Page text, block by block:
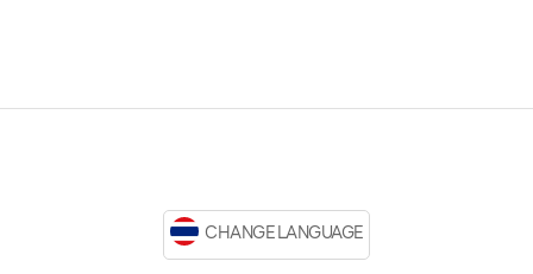
CHANGE LANGUAGE